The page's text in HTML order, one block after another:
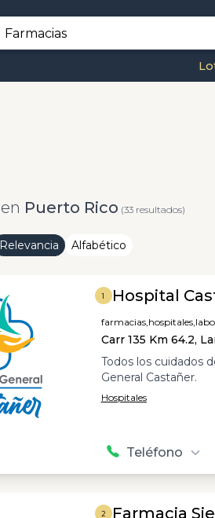
en Puerto Rico (33 resultados)
Relevancia Alfabético
1 Hospital
farmacias,hospitales,
Carr 135 Km 64.2,
Todos los cuidados
General Castañer.
Hospitales
Teléfono
2 Farmacia